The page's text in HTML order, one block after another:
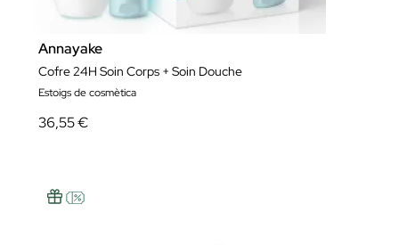
Annayake
Cofre 24H Soin Corps + Soin Douche
Estoigs de cosmètica
36,55 €